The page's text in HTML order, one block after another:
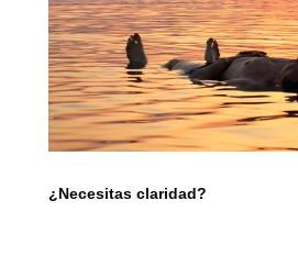
¿Necesitas claridad?